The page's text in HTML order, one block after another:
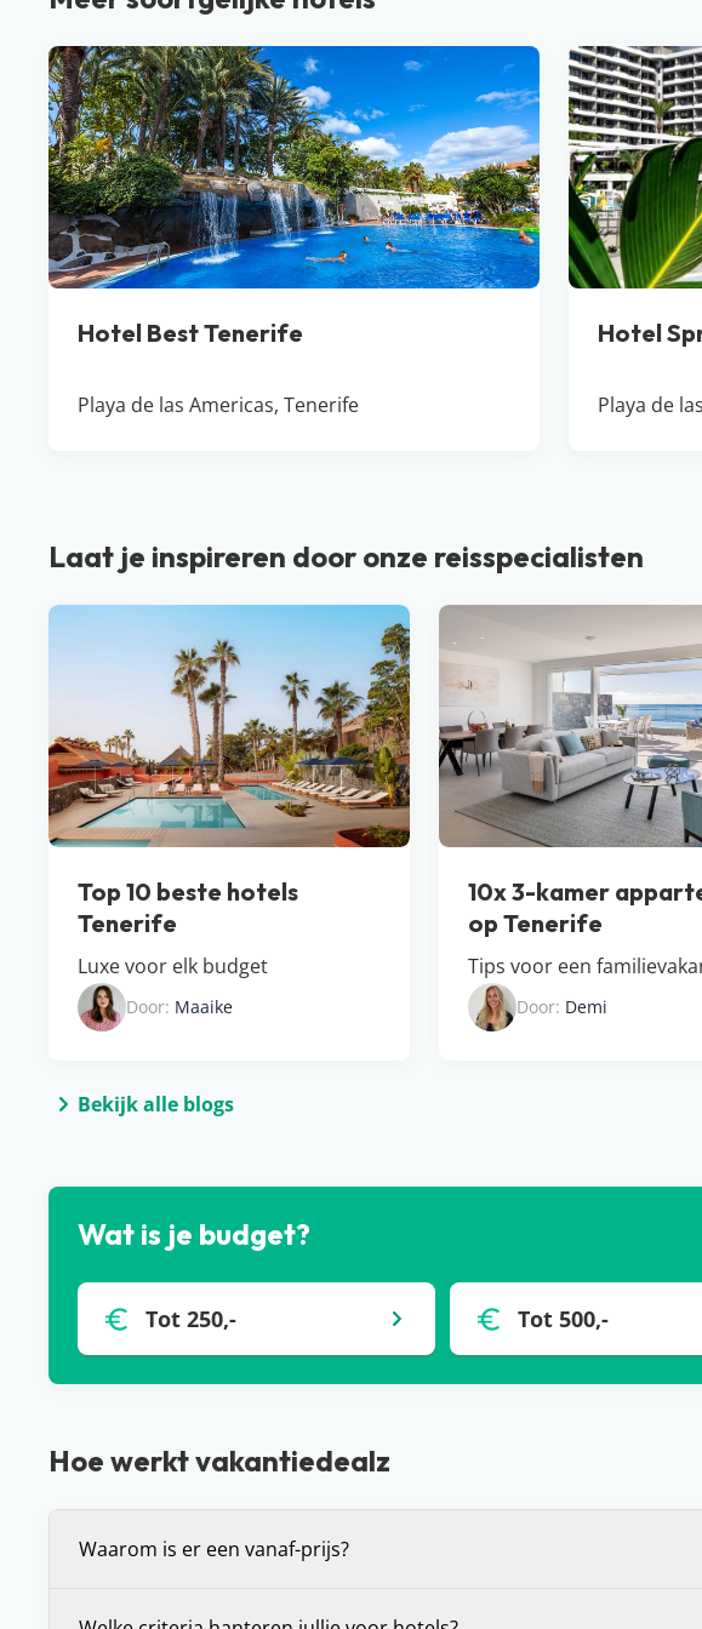
Hotel Best Tenerife
Playa de las Americas, Tenerife
Hotel
Playa de
Laat je inspireren door onze reisspecialisten
Top 10 beste hotels
Tenerife
Luxe voor elk budget
Door: Maaike
10x 3-kamer
op Tenerife
Tips voor een
Door: Demi
Bekijk alle blogs
Wat is je budget?
Tot 250,- Tot 500,-
Hoe werkt vakantiedealz
Waarom is er een vanaf-prijs?